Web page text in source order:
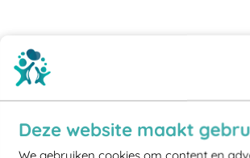
Deze website maakt
We gebruiken cookies om content en